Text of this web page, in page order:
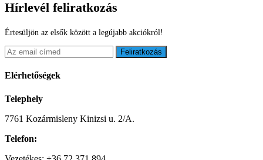
Hírlevél feliratkozás
Értesüljön az elsők között a legújabb akciókról!
Feliratkozás
Elérhetőségek
Telephely
7761 Kozármisleny Kinizsi u. 2/A.
Telefon: